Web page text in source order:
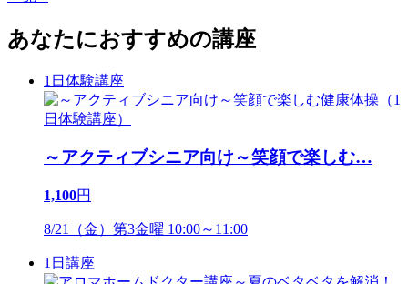
あなたにおすすめの講座
1日体験講座
～アクティブシニア向け～笑顔で楽しむ…
1,100円
8/21（金）第3金曜 10:00～11:00
1日講座